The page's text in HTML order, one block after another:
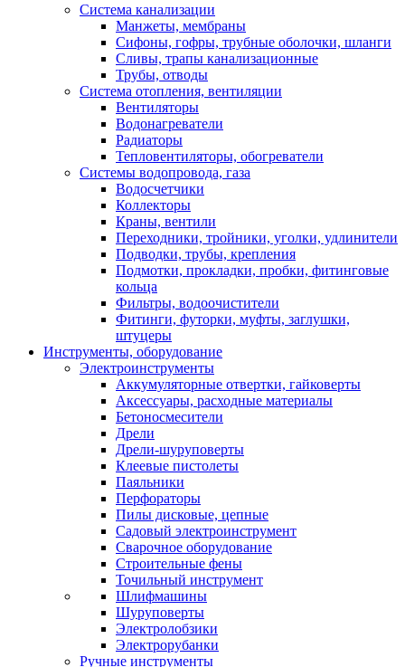
Система канализации
Манжеты, мембраны
Сифоны, гофры, трубные оболочки, шланги
Сливы, трапы канализационные
Трубы, отводы
Система отопления, вентиляции
Вентиляторы
Водонагреватели
Радиаторы
Тепловентиляторы, обогреватели
Системы водопровода, газа
Водосчетчики
Коллекторы
Краны, вентили
Переходники, тройники, уголки, удлинители
Подводки, трубы, крепления
Подмотки, прокладки, пробки, фитинговые
кольца
Фильтры, водоочистители
Фитинги, футорки, муфты, заглушки,
штуцеры
Инструменты, оборудование
Электроинструменты
Аккумуляторные отвертки, гайковерты
Аксессуары, расходные материалы
Бетоносмесители
Дрели
Дрели-шуруповерты
Клеевые пистолеты
Паяльники
Перфораторы
Пилы дисковые, цепные
Садовый электроинструмент
Сварочное оборудование
Строительные фены
Точильный инструмент
Шлифмашины
Шуруповерты
Электролобзики
Электрорубанки
Ручные инструменты